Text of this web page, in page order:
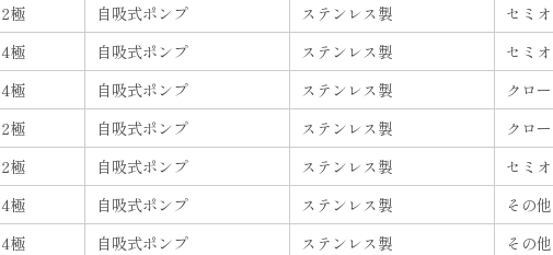
2極 自吸式ポンプ ステンレス製
セミ
4極 自吸式ポンプ ステンレス製
セミ
4極 自吸式ポンプ ステンレス製
クロ
2極 自吸式ポンプ ステンレス製
クロ
2極 自吸式ポンプ ステンレス製
セミ
4極 自吸式ポンプ ステンレス製
その他
4極 自吸式ポンプ ステンレス製
その他